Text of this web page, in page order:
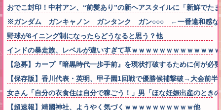
おでこ封印！中村アン、“前髪あり”の新ヘアスタイルに「新鮮でた
※ガンダム ガンキャノン ガンタンク ガン○○○ ←一番違和感ない
野球が6イニング制になったらどうなると思う？他
インドの暴走族、レベルが違いすぎて草ｗｗｗｗｗｗｗｗｗｗｗｗ
【急募】カープ『暗黒時代一歩手前』を現状打破するために何が必
【保存版】香川代表・英明、甲子園1回戦で優勝候補撃破→大会前
女さん「自分の衣食住は自分で稼ごう！」男「ほな妊娠出産のと
【超速報】靖國神社、ようやく気づくｗｗｗｗｗｗｗｗｗｗ他